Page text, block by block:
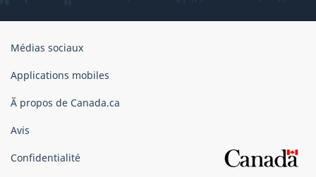
Organisation
gouvernement
Canada
Médias sociaux
Applications mobiles
Ã propos de Canada.ca
Avis
Confidentialité